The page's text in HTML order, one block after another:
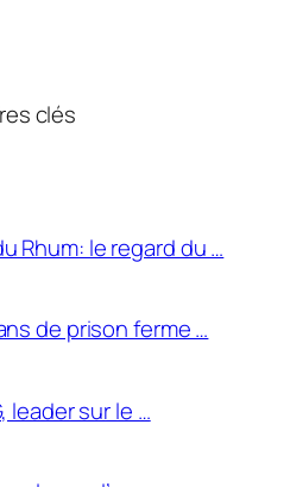
clés
Rhum: le regard du …
de prison ferme …
leader sur le …